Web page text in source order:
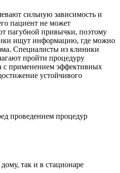
сильную зависимость и
пациент не может
пагубной привычки, поэтому
ищут информацию, где можно
Специалисты из клиники
пройти процедуру
с применением эффективных
устойчивого
проведением процедур
так и в стационаре